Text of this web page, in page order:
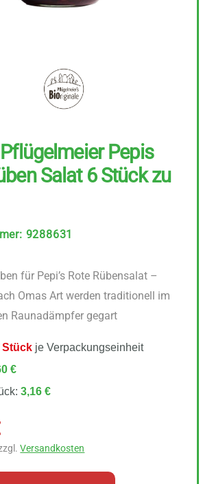
Pepis
Salat 6 Stück zu
: 9288631
für Pepi’s Rote Rübensalat –
Omas Art werden traditionell im
Raunadämpfer gegart
Stück je Verpackungseinheit
€
3,16 €
Versandkosten